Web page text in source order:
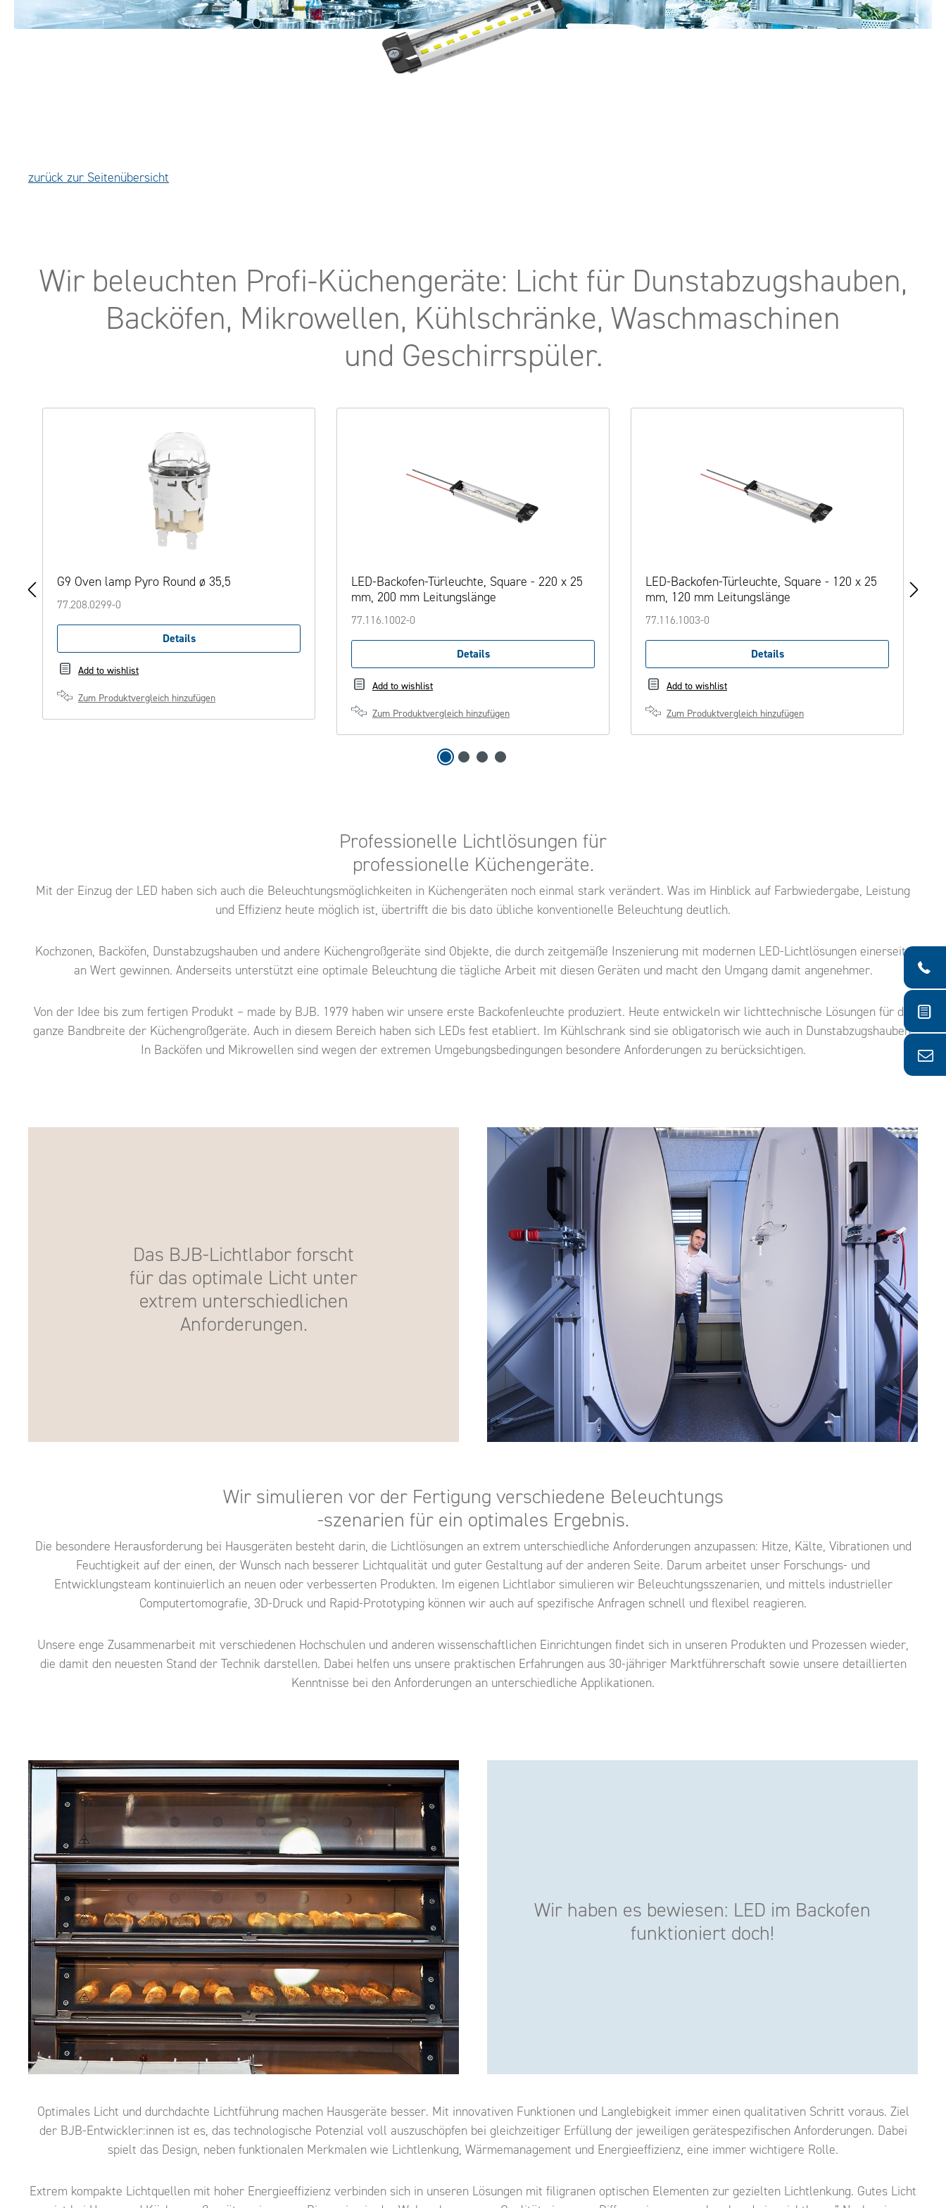
zurück zur Seitenübersicht
Wir beleuchten Profi-Küchengeräte: Licht für Dunstabzugshauben,
Backöfen, Mikrowellen, Kühlschränke, Waschmaschinen
und Geschirrspüler.
LED-Backofen-Türleuchte, Square - 220 x 25
mm, 200 mm Leitungslänge
Details
LED-Backofen-Türleuchte, Square - 120 x 25
mm, 120 mm Leitungslänge
77.116.1003-0
Details
Add to wishlist
Zum Produktvergleich hinzufügen
LED-Backofen-Türleuchte, Square - 220 x 25
mm, 105 mm Leitungslänge
77.116.1004-0
Details
Add to wishlist
Zum Produktvergleich hinzufügen
Professionelle Lichtlösungen für
professionelle Küchengeräte.
Mit der Einzug der LED haben sich auch die Beleuchtungsmöglichkeiten in Küchengeräten noch einmal stark verändert. Was im Hinblick auf Farbwiedergabe, Leistung
und Effizienz heute möglich ist, übertrifft die bis dato übliche konventionelle Beleuchtung deutlich.
Kochzonen, Backöfen, Dunstabzugshauben und andere Küchengroßgeräte sind Objekte, die durch zeitgemäße Inszenierung mit modernen LED-Lichtlösungen einerseits
an Wert gewinnen. Anderseits unterstützt eine optimale Beleuchtung die tägliche Arbeit mit diesen Geräten und macht den Umgang damit angenehmer.
Von der Idee bis zum fertigen Produkt – made by BJB. 1979 haben wir unsere erste Backofenleuchte produziert. Heute entwickeln wir lichttechnische Lösungen für die
ganze Bandbreite der Küchengroßgeräte. Auch in diesem Bereich haben sich LEDs fest etabliert. Im Kühlschrank sind sie obligatorisch wie auch in Dunstabzugshauben.
In Backöfen und Mikrowellen sind wegen der extremen Umgebungsbedingungen besondere Anforderungen zu berücksichtigen.
Das BJB-Lichtlabor forscht
für das optimale Licht unter
extrem unterschiedlichen
Anforderungen.
Wir simulieren vor der Fertigung verschiedene Beleuchtungs
-szenarien für ein optimales Ergebnis.
Die besondere Herausforderung bei Hausgeräten besteht darin, die Lichtlösungen an extrem unterschiedliche Anforderungen anzupassen: Hitze, Kälte, Vibrationen und
Feuchtigkeit auf der einen, der Wunsch nach besserer Lichtqualität und guter Gestaltung auf der anderen Seite. Darum arbeitet unser Forschungs- und
Entwicklungsteam kontinuierlich an neuen oder verbesserten Produkten. Im eigenen Lichtlabor simulieren wir Beleuchtungsszenarien, und mittels industrieller
Computertomografie, 3D-Druck und Rapid-Prototyping können wir auch auf spezifische Anfragen schnell und flexibel reagieren.
Unsere enge Zusammenarbeit mit verschiedenen Hochschulen und anderen wissenschaftlichen Einrichtungen findet sich in unseren Produkten und Prozessen wieder,
die damit den neuesten Stand der Technik darstellen. Dabei helfen uns unsere praktischen Erfahrungen aus 30-jähriger Marktführerschaft sowie unsere detaillierten
Kenntnisse bei den Anforderungen an unterschiedliche Applikationen.
Wir haben es bewiesen: LED im Backofen
funktioniert doch!
Optimales Licht und durchdachte Lichtführung machen Hausgeräte besser. Mit innovativen Funktionen und Langlebigkeit immer einen qualitativen Schritt voraus. Ziel
der BJB-Entwickler:innen ist es, das technologische Potenzial voll auszuschöpfen bei gleichzeitiger Erfüllung der jeweiligen gerätespezifischen Anforderungen. Dabei
spielt das Design, neben funktionalen Merkmalen wie Lichtlenkung, Wärmemanagement und Energieeffizienz, eine immer wichtigere Rolle.
Extrem kompakte Lichtquellen mit hoher Energieeffizienz verbinden sich in unseren Lösungen mit filigranen optischen Elementen zur gezielten Lichtlenkung. Gutes Licht